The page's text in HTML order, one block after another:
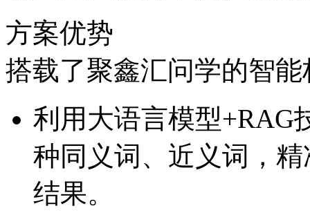
方案优势
搭载了聚鑫汇问学的智
利用大语言模型+RAG技
种同义词、近义词
结果。